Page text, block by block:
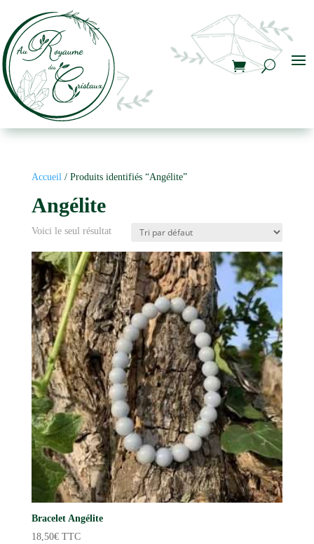
Accueil/ Produits identifiés “Angélite”
Angélite
Voici le seul résultat
Bracelet Angélite
18,50€ TTC